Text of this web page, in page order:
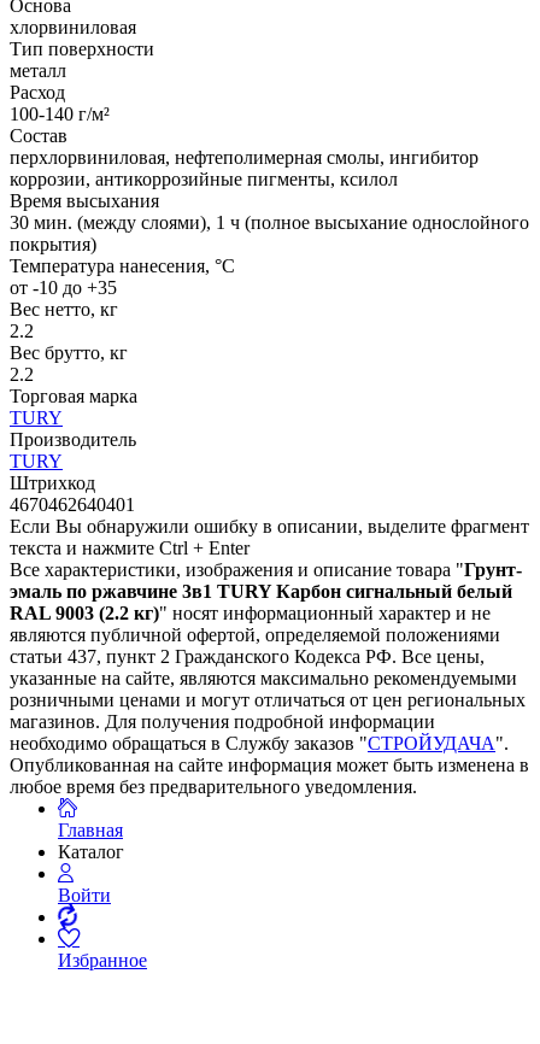
Основа
хлорвиниловая
Тип поверхности
металл
Расход
100-140 г/м²
Состав
перхлорвиниловая, нефтеполимерная смолы, ингибитор
коррозии, антикоррозийные пигменты, ксилол
Время высыхания
30 мин. (между слоями), 1 ч (полное высыхание однослойного
покрытия)
Температура нанесения, °C
от -10 до +35
Вес нетто, кг
2.2
Вес брутто, кг
2.2
Торговая марка
TURY
Производитель
TURY
Штрихкод
4670462640401
Если Вы обнаружили ошибку в описании, выделите фрагмент
текста и нажмите Ctrl + Enter
Все характеристики, изображения и описание товара "Грунт-
эмаль по ржавчине 3в1 TURY Карбон сигнальный белый
RAL 9003 (2.2 кг)" носят информационный характер и не
являются публичной офертой, определяемой положениями
статьи 437, пункт 2 Гражданского Кодекса РФ. Все цены,
указанные на сайте, являются максимально рекомендуемыми
розничными ценами и могут отличаться от цен региональных
магазинов. Для получения подробной информации
необходимо обращаться в Службу заказов "СТРОЙУДАЧА".
Опубликованная на сайте информация может быть изменена в
любое время без предварительного уведомления.
Главная
Каталог
Войти
Избранное